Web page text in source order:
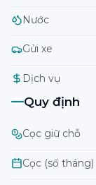
Nước
Gửi xe
Dịch vụ
Quy định
Cọc giữ chỗ
Cọc (số tháng)